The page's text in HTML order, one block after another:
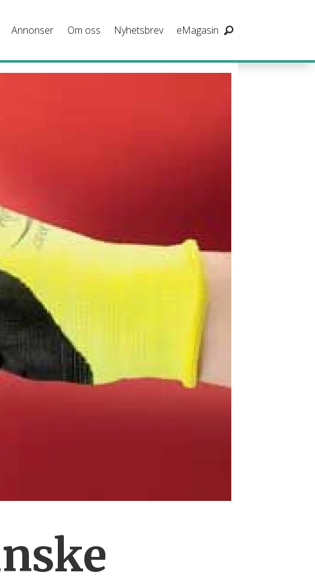
Annonser Om oss Nyhetsbrev eMagasin